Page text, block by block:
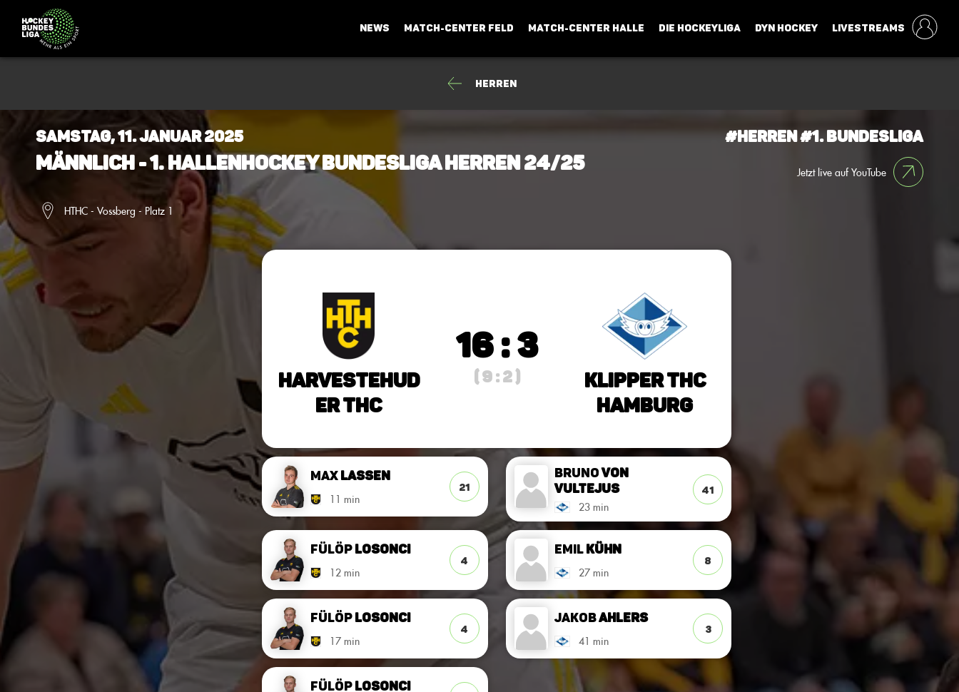
NEWS MATCH-CENTER FELD MATCH-CENTER HALLE DIE HOCKEYLIGA DYN HOCKEY LIVESTREAMS
Herren
Samstag, 11. Januar 2025 #Herren #1. Bundesliga
Jetzt live auf YouTube
Männlich - 1. Hallenhockey Bundesliga Herren 24/25
HTHC - Vossberg - Platz 1
Harvestehud
er THC
16 : 3
( 9 : 2 )
Klipper THC
Hamburg
MaxLassen
11 min
21
FülöpLosonci
12 min
4
FülöpLosonci
17 min
4
FülöpLosonci
Brunovon
Vultejus
23 min
41
EmilKühn
27 min
8
JakobAhlers
41 min
3